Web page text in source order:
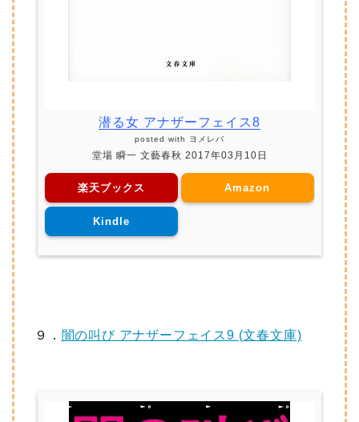
潜る女 アナザーフェイス8
posted with ヨメレバ
堂場 瞬一 文藝春秋 2017年03月10日
楽天ブックス Amazon
Kindle
９． 闇の叫び アナザーフェイス9 (文春文庫)